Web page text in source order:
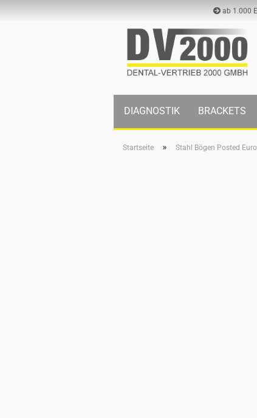
ab 1.000
DIAGNOSTIK BRACKETS
Startseite » Stahl Bögen Posted